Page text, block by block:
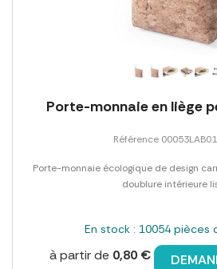
Porte-monnaie en liège
Référence
Porte-monnaie écologique de design
doublure intérieure
En stock : 10054 pièces
à partir de 0,80 €